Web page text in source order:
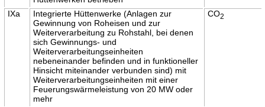
IXa
Integrierte Hüttenwerke (Anlagen zur
Gewinnung von Roheisen und zur
Weiterverarbeitung zu Rohstahl, bei denen
sich Gewinnungs- und
Weiterverarbeitungseinheiten
nebeneinander befinden und in funktioneller
Hinsicht miteinander verbunden sind) mit
Weiterverarbeitungseinheiten mit einer
Feuerungswärmeleistung von 20 MW oder
mehr
CO2